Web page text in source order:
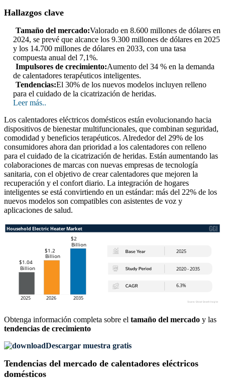
Hallazgos clave
Tamaño del mercado:Valorado en 8.600 millones de dólares en
2024, se prevé que alcance los 9.300 millones de dólares en 2025
y los 14.700 millones de dólares en 2033, con una tasa
compuesta anual del 7,1%.
Impulsores de crecimiento:Aumento del 34 % en la demanda
de calentadores terapéuticos inteligentes.
Tendencias:El 30% de los nuevos modelos incluyen relleno
para el cuidado de la cicatrización de heridas.
Leer más..
Los calentadores eléctricos domésticos están evolucionando hacia
dispositivos de bienestar multifuncionales, que combinan seguridad,
comodidad y beneficios terapéuticos. Alrededor del 29% de los
consumidores ahora dan prioridad a los calentadores con relleno
para el cuidado de la cicatrización de heridas. Están aumentando las
colaboraciones de marcas con nuevas empresas de tecnología
sanitaria, con el objetivo de crear calentadores que mejoren la
recuperación y el confort diario. La integración de hogares
inteligentes se está convirtiendo en un estándar: más del 22% de los
nuevos modelos son compatibles con asistentes de voz y
aplicaciones de salud.
Obtenga información completa sobre el tamaño del mercado y las
tendencias de crecimiento
Descargar muestra gratis
Tendencias del mercado de calentadores eléctricos
domésticos